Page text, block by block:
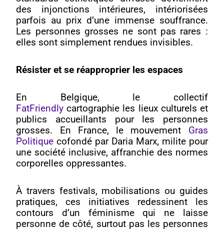
des injonctions intérieures, intériorisées
parfois au prix d’une immense souffrance.
Les personnes grosses ne sont pas rares :
elles sont simplement rendues invisibles.
Résister et se réapproprier les espaces
En Belgique, le collectif
FatFriendly cartographie les lieux culturels et
publics accueillants pour les personnes
grosses. En France, le mouvement Gras
Politique cofondé par Daria Marx, milite pour
une société inclusive, affranchie des normes
corporelles oppressantes.
À travers festivals, mobilisations ou guides
pratiques, ces initiatives redessinent les
contours d’un féminisme qui ne laisse
personne de côté, surtout pas les personnes